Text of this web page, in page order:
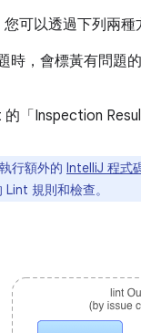
可以透過下列兩種
，會標黃有問題
「Inspection
行額外的 IntelliJ 程式
規則和檢查。